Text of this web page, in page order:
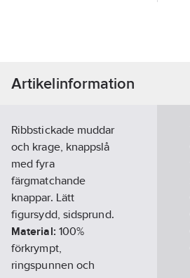
Artikelinformation
Ribbstickade muddar
och krage, knappslå
med fyra
färgmatchande
knappar. Lätt
figursydd, sidsprund.
Material: 100%
förkrympt,
ringspunnen och